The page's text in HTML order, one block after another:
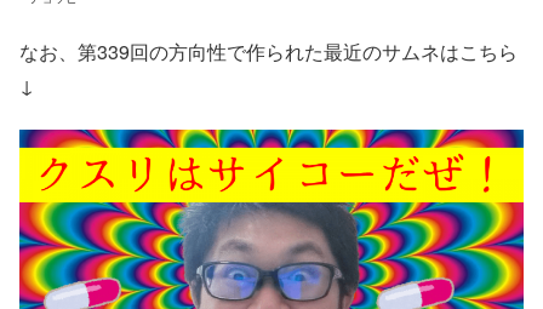
なお、第339回の方向性で作られた最近のサムネはこちら
↓